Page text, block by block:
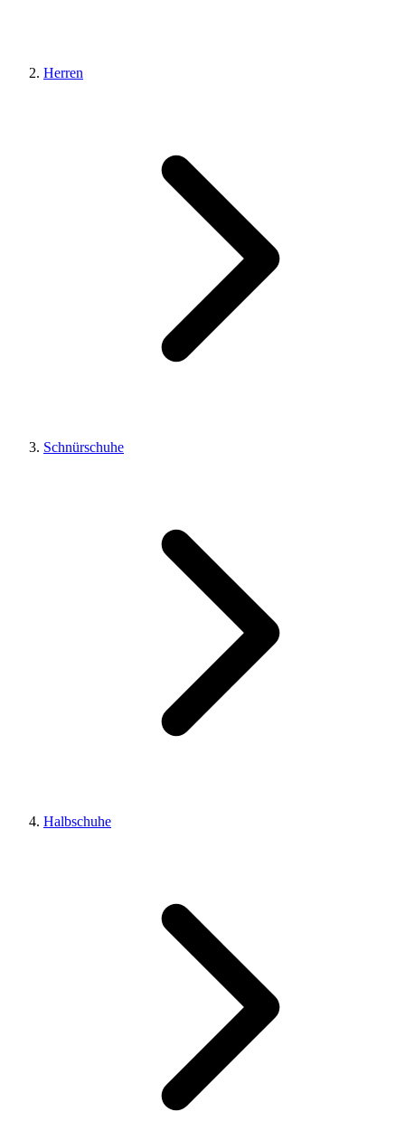
Herren
Schnürschuhe
Halbschuhe